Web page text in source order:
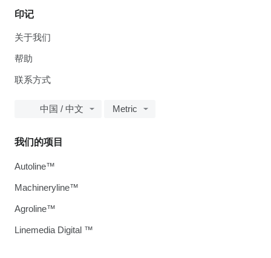
印记
关于我们
帮助
联系方式
中国 / 中文 Metric
我们的项目
Autoline™
Machineryline™
Agroline™
Linemedia Digital ™